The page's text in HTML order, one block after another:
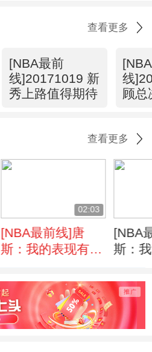
查看更多
[NBA最前
线]20171019 新
秀上路值得期待
线
顾总
查看更多
02:03
[NBA最前线]唐
斯：我的表现有出
[NBA
斯：